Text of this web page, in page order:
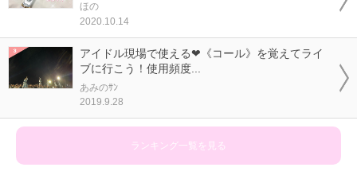
ほの
2020.10.14
アイドル現場で使える❤《コール》を覚えてライ
ブに行こう！使用頻度...
あみのｻﾝ
2019.9.28
ランキング一覧を見る